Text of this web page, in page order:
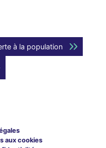
à la population
aux cookies